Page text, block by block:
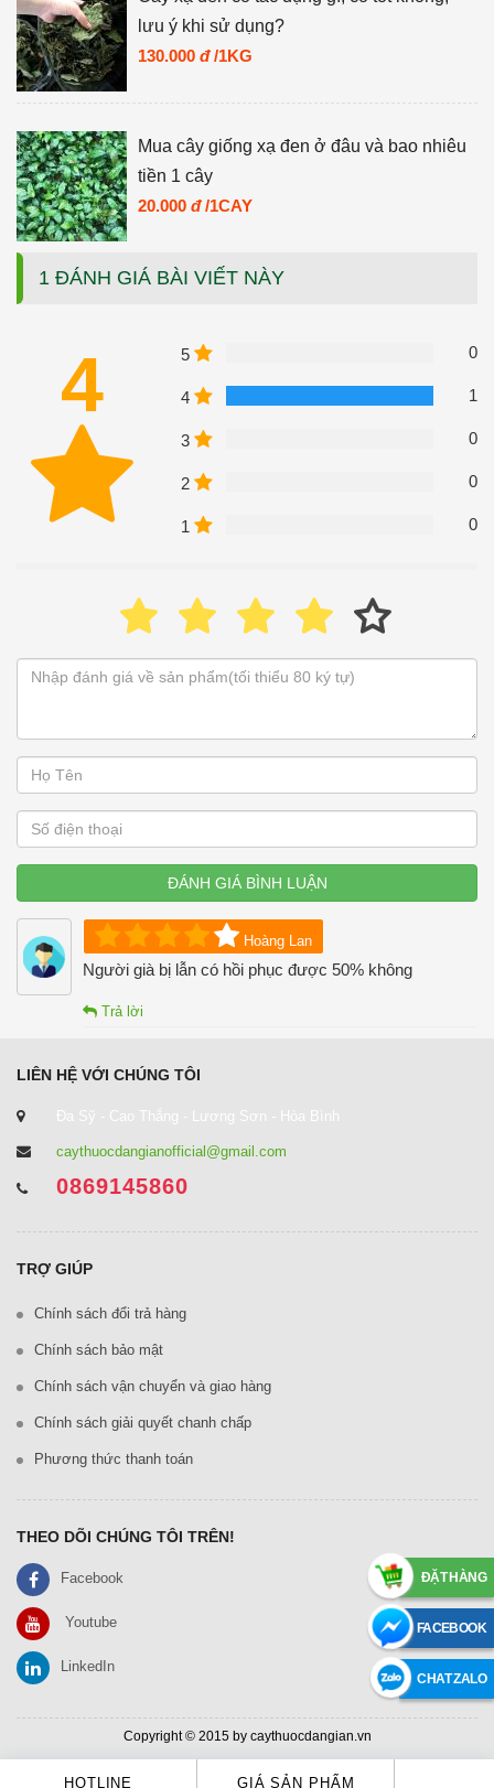
lưu ý khi sử dụng?
130.000 đ /1KG
Mua cây giống xạ đen ở đâu và bao nhiêu
tiền 1 cây
20.000 đ /1CAY
1 ĐÁNH GIÁ BÀI VIẾT NÀY
4 5 0
4 1
3 0
2 0
1 0
ĐÁNH GIÁ BÌNH LUẬN
Hoàng Lan
Người già bị lẫn có hồi phục được 50% không
Trả lời
ĐẶT HÀNG
FACEBOOK
CHAT ZALO
HOTLINE GIÁ SẢN PHẨM
LIÊN HỆ VỚI CHÚNG TÔI
Đa Sỹ - Cao Thắng - Lương Sơn - Hòa Bình
caythuocdangianofficial@gmail.com
0869145860
TRỢ GIÚP
Chính sách đổi trả hàng
Chính sách bảo mật
Chính sách vận chuyển và giao hàng
Chính sách giải quyết chanh chấp
Phương thức thanh toán
THEO DÕI CHÚNG TÔI TRÊN!
Facebook
Youtube
LinkedIn
Copyright © 2015 by caythuocdangian.vn